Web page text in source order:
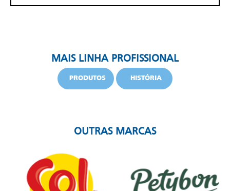
MAIS LINHA PROFISSIONAL
PRODUTOS HISTÓRIA
OUTRAS MARCAS